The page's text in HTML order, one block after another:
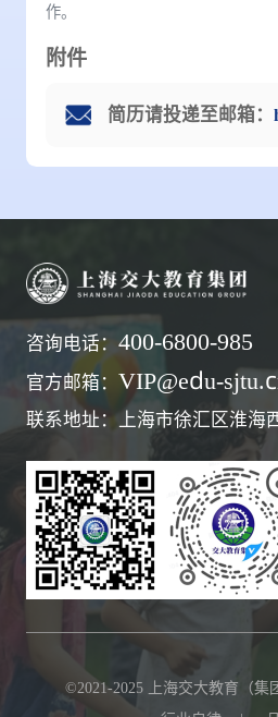
作。
附件
简历请投递至邮箱：
咨询电话： 400-6800-985
官方邮箱： VIP@edu-
联系地址：上海市徐汇区淮海
©2021-2025 上海交大教育（集